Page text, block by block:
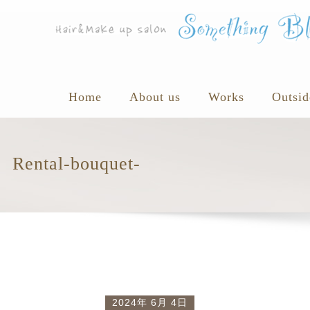
Home About us Works
Rental-bouquet-
2024年 6月 4日